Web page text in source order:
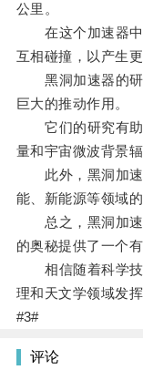
公里。
在这个加速器中
互相碰撞，以产生
黑洞加速器的研
巨大的推动作用。
它们的研究有助
量和宇宙微波背景
此外，黑洞加速
能、新能源等领域
总之，黑洞加速
的奥秘提供了一个
相信随着科学技
理和天文学领域发
#3#
评论